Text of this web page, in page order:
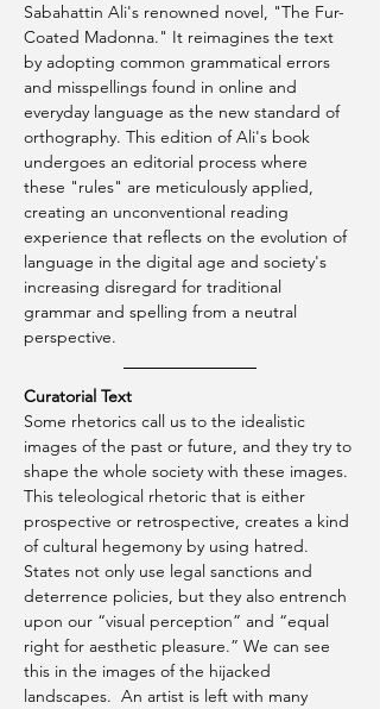
Sabahattin Ali's renowned novel, "The Fur-
Coated Madonna." It reimagines the text
by adopting common grammatical errors
and misspellings found in online and
everyday language as the new standard of
orthography. This edition of Ali's book
undergoes an editorial process where
these "rules" are meticulously applied,
creating an unconventional reading
experience that reflects on the evolution of
language in the digital age and society's
increasing disregard for traditional
grammar and spelling from a neutral
perspective.
Curatorial Text
Some rhetorics call us to the idealistic
images of the past or future, and they try to
shape the whole society with these images.
This teleological rhetoric that is either
prospective or retrospective, creates a kind
of cultural hegemony by using hatred.
States not only use legal sanctions and
deterrence policies, but they also entrench
upon our “visual perception” and “equal
right for aesthetic pleasure.” We can see
this in the images of the hijacked
landscapes.  An artist is left with many